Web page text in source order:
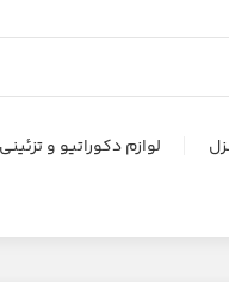
لوازم دکوراتیو و تزئینی